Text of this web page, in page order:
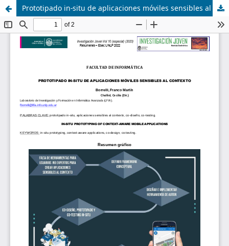
Prototipado in-situ de aplicaciones móviles sensibles al contexto